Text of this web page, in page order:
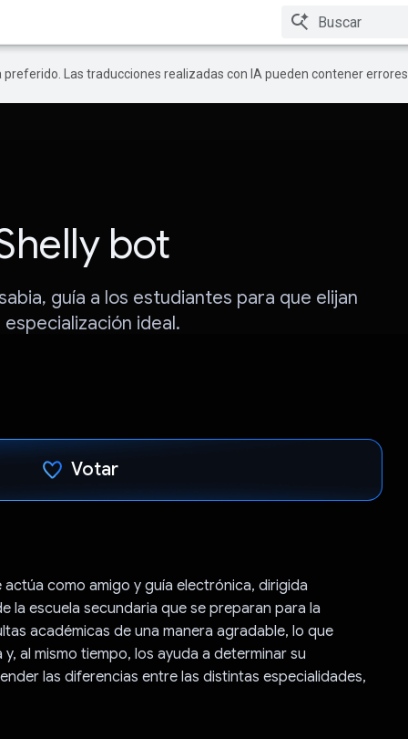
Las traducciones realizadas con IA pueden contener errores.
bot
guía a los estudiantes para que elijan
especialización ideal.
Votar
actúa como amigo y guía electrónica, dirigida
la escuela secundaria que se preparan para la
académicas de una manera agradable, lo que
al mismo tiempo, los ayuda a determinar su
las diferencias entre las distintas especialidades,